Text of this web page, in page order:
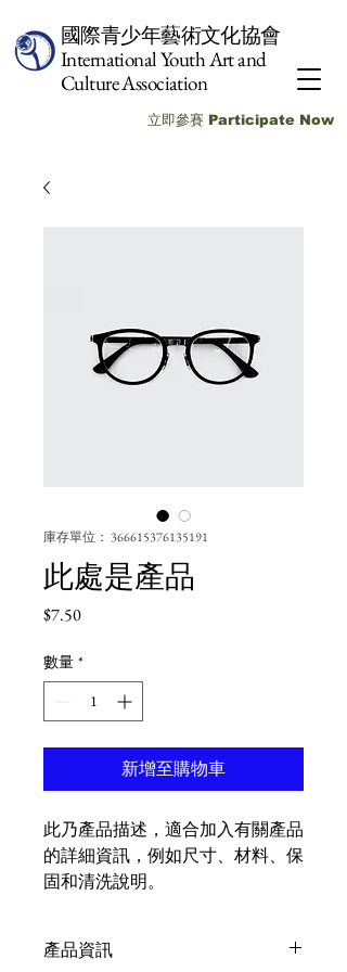
國際青少年藝術文化協會
International Youth Art and
Culture Association
立即參賽 Participate Now
庫存單位： 366615376135191
此處是產品
$7.50價
數量 *
新增至購物車
此乃產品描述，適合加入有關產品
的詳細資訊，例如尺寸、材料、保
固和清洗說明。
產品資訊